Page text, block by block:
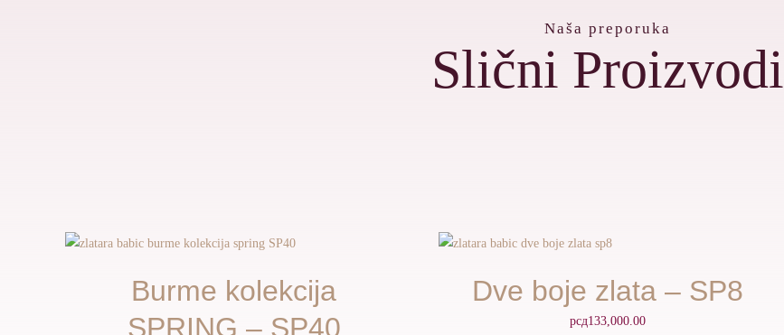
Naša preporuka
Slični Proizvodi
Burme kolekcija
SPRING – SP40
Dve boje zlata – SP8
рсд133,000.00